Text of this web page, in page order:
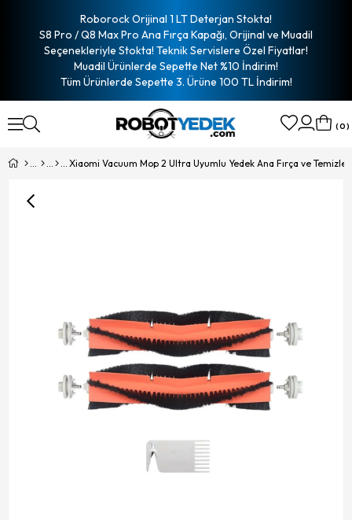
Roborock Orijinal 1 LT Deterjan Stokta!
S8 Pro / Q8 Max Pro Ana Fırça Kapağı, Orijinal ve Muadil
Seçenekleriyle Stokta! Teknik Servislere Özel Fiyatlar!
Muadil Ürünlerde Sepette Net %10 İndirim!
Tüm Ürünlerde Sepette 3. Ürüne 100 TL İndirim!
0